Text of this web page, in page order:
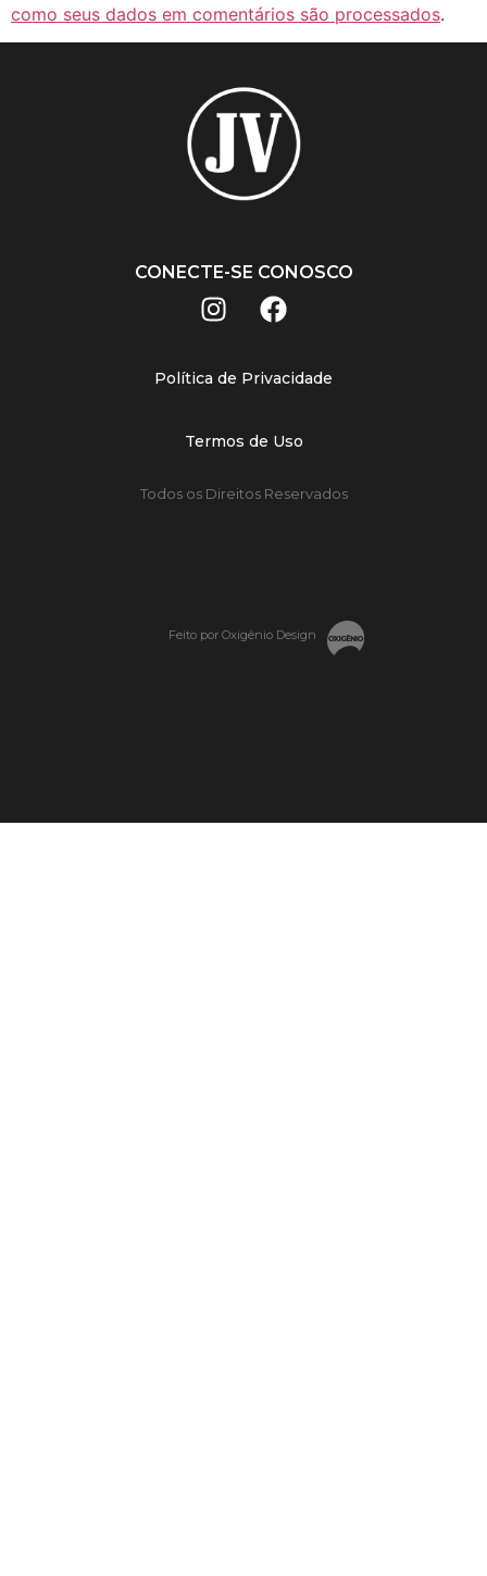
como seus dados em comentários são processados.
CONECTE-SE CONOSCO
Política de Privacidade
Termos de Uso
Todos os Direitos Reservados
Feito por Oxigênio Design